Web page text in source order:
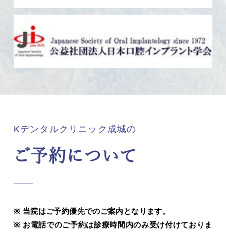
Kデンタルクリニック成城の
ご予約について
当院はご予約優先でのご案内となります。
お電話でのご予約は診療時間内のみ受け付けておりま